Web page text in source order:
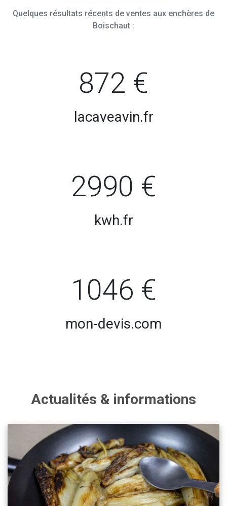
Quelques résultats récents de ventes aux enchères de
Boischaut :
872 €
lacaveavin.fr
2990 €
kwh.fr
1046 €
mon-devis.com
Actualités & informations